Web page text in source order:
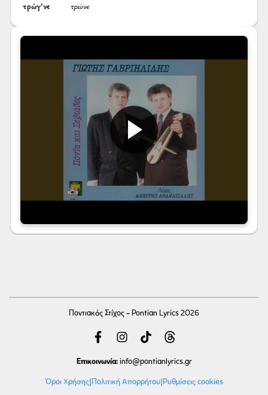
τρώγ’νε τρώνε
Ποντιακός Στίχος - Pontian Lyrics 2026
Επικοινωνία: info@pontianlyrics.gr
Όροι Χρήσης| Πολιτική Απορρήτου| Ρυθμίσεις cookies